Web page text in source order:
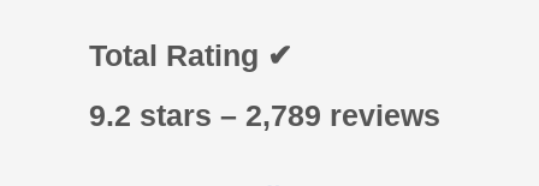
Total Rating ✔
9.2 stars – 2,789 reviews